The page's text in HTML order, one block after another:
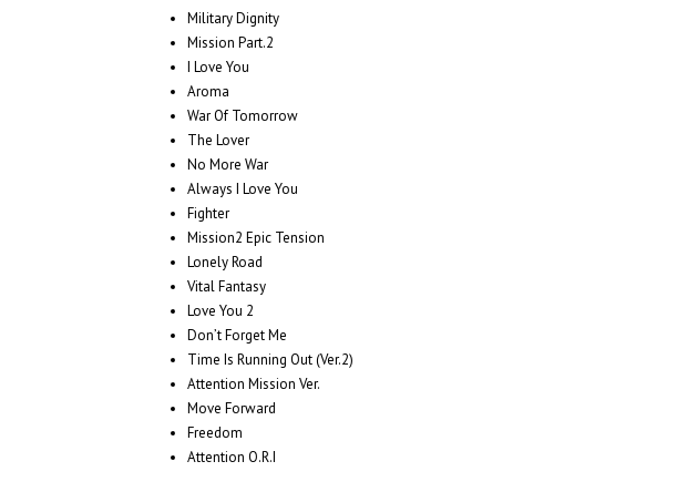
Military Dignity
Mission Part.2
I Love You
Aroma
War Of Tomorrow
The Lover
No More War
Always I Love You
Fighter
Mission2 Epic Tension
Lonely Road
Vital Fantasy
Love You 2
Don’t Forget Me
Time Is Running Out (Ver.2)
Attention Mission Ver.
Move Forward
Freedom
Attention O.R.I